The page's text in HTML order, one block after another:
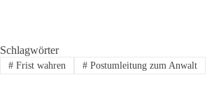
Schlagwörter
#Frist wahren #Postumleitung zum Anwalt